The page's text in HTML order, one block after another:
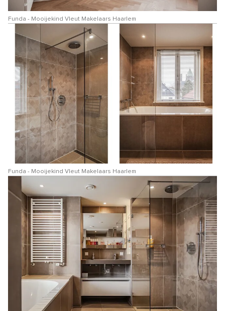
Funda - Mooijekind Vleut Makelaars Haarlem
Funda - Mooijekind Vleut Makelaars Haarlem